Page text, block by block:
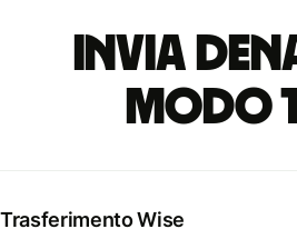
Invia
modo
Trasferimento Wise